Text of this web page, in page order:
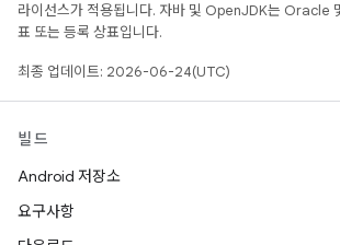
라이선스가 적용됩니다. 자바 및 OpenJDK는 Oracle
표 또는 등록 상표입니다.
최종 업데이트: 2026-06-24(UTC)
빌드
Android 저장소
요구사항